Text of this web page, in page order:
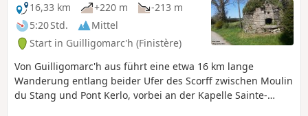
16,33 km
+220 m
-213 m
5:20 Std.
Mittel
Start in Guilligomarc'h (Finistère)
Von Guilligomarc'h aus führt eine etwa 16 km lange
Wanderung entlang beider Ufer des Scorff zwischen Moulin
du Stang und Pont Kerlo, vorbei an der Kapelle Sainte-